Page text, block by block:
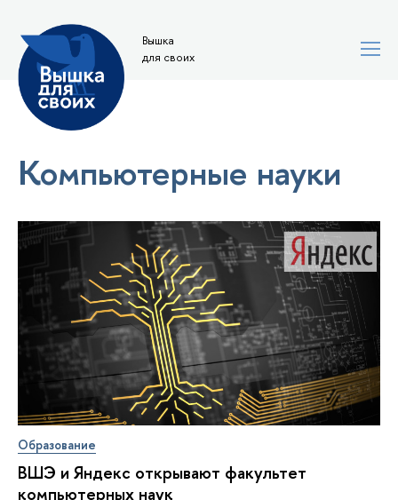
Вышка
для своих
Компьютерные науки
Образование
ВШЭ и Яндекс открывают факультет
компьютерных наук